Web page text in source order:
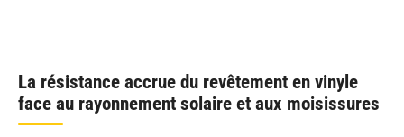
La résistance accrue du revêtement en vinyle
face au rayonnement solaire et aux moisissures